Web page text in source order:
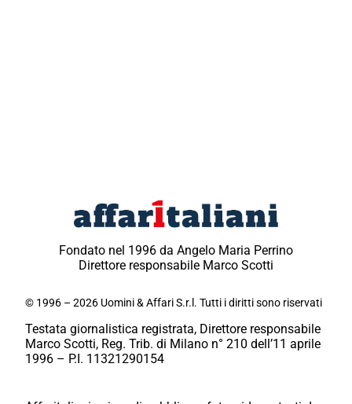
Fondato nel 1996 da Angelo Maria Perrino
Direttore responsabile Marco Scotti
© 1996 – 2026 Uomini & Affari S.r.l. Tutti i diritti sono riservati
Testata giornalistica registrata, Direttore responsabile
Marco Scotti, Reg. Trib. di Milano n° 210 dell’11 aprile
1996 – P.I. 11321290154